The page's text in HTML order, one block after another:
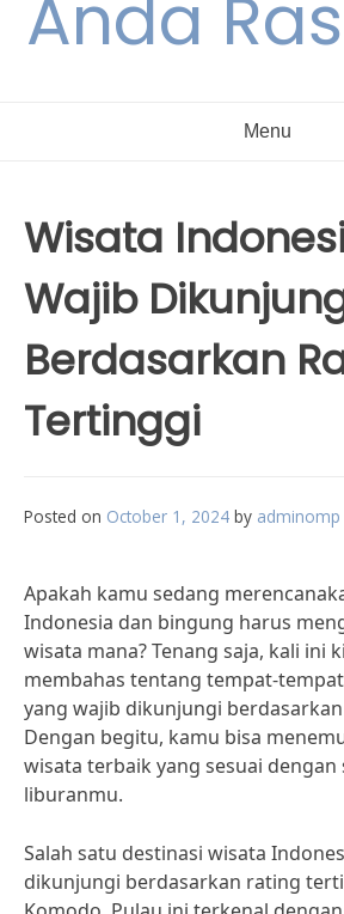
Anda
Menu
Wisata
Wajib
Berdasarkan
Tertinggi
Posted on October 1, 2024 by adminomp
Apakah kamu sedang
Indonesia dan bingung harus
wisata mana? Tenang saja, kali ini
membahas tentang tempat-
yang wajib dikunjungi
Dengan begitu, kamu bisa
wisata terbaik yang sesuai
liburanmu.
Salah satu destinasi wisata
dikunjungi berdasarkan rating